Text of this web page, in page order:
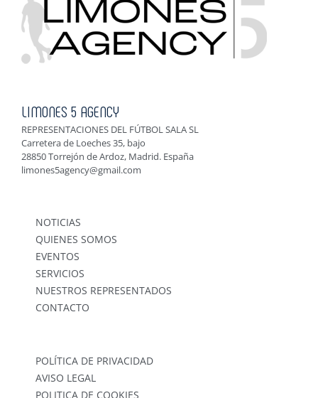
LIMONES 5 AGENCY
REPRESENTACIONES DEL FÚTBOL SALA SL
Carretera de Loeches 35, bajo
28850 Torrejón de Ardoz, Madrid. España
limones5agency@gmail.com
NOTICIAS
QUIENES SOMOS
EVENTOS
SERVICIOS
NUESTROS REPRESENTADOS
CONTACTO
POLÍTICA DE PRIVACIDAD
AVISO LEGAL
POLITICA DE COOKIES